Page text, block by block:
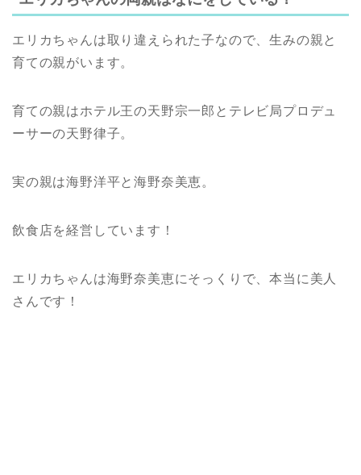
エリカちゃんは取り違えられた子なので、生みの親と
育ての親がいます。
育ての親はホテル王の天野宗一郎とテレビ局プロデュ
ーサーの天野律子。
実の親は海野洋平と海野奈美恵。
飲食店を経営しています！
エリカちゃんは海野奈美恵にそっくりで、本当に美人
さんです！